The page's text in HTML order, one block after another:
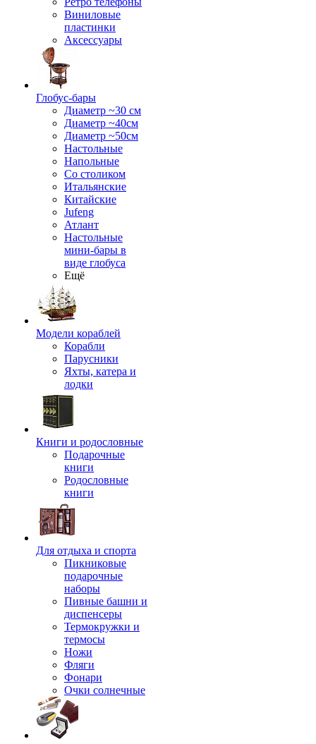
Виниловые
пластинки
Аксессуары
Глобус-бары
Диаметр ~30 см
Диаметр ~40см
Диаметр ~50см
Настольные
Напольные
Со столиком
Итальянские
Китайские
Jufeng
Атлант
Настольные
мини-бары в
виде глобуса
Ещё
Модели кораблей
Корабли
Парусники
Яхты, катера и
лодки
Книги и родословные
Подарочные
книги
Родословные
книги
Для отдыха и спорта
Пикниковые
подарочные
наборы
Пивные башни и
диспенсеры
Термокружки и
термосы
Ножи
Фляги
Фонари
Очки солнечные